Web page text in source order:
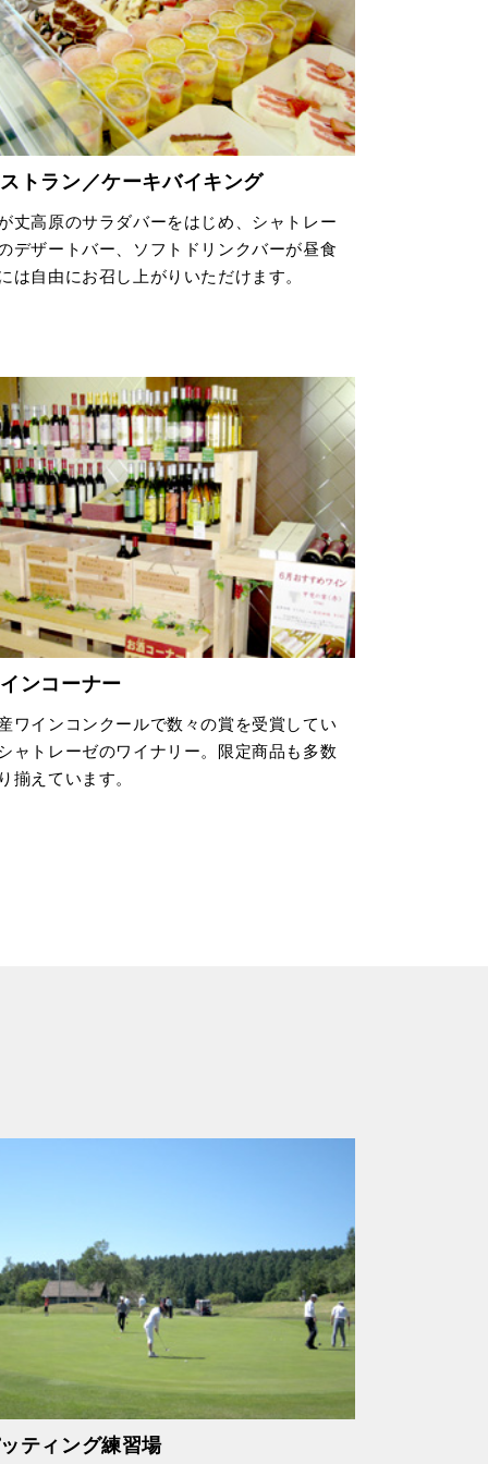
トラン／ケーキバイキング
丈高原のサラダバーをはじめ、シャトレー
デザートバー、ソフトドリンクバーが昼食
は自由にお召し上がりいただけます。
ンコーナー
ワインコンクールで数々の賞を受賞してい
ャトレーゼのワイナリー。限定商品も多数
揃えています。
ティング練習場